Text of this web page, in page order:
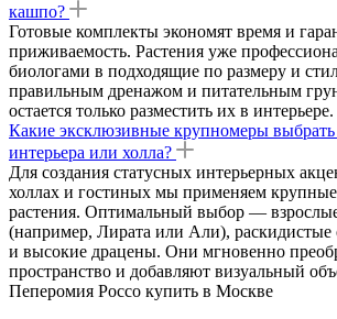
кашпо?
Готовые комплекты экономят время и
приживаемость. Растения уже
биологами в подходящие по размеру и
правильным дренажом и питательным
остается только разместить их в интерьере.
Какие эксклюзивные крупномеры выбрать
интерьера или холла?
Для создания статусных интерьерных
холлах и гостиных мы применяем
растения. Оптимальный выбор —
(например, Лирата или Али), раскидистые
и высокие драцены. Они мгновенно
пространство и добавляют визуальный
Пеперомия Россо купить в Москве